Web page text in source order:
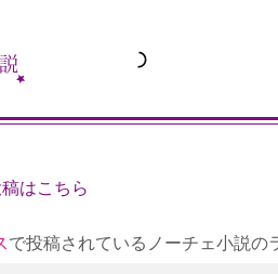
はこちら
で投稿されているノーチェ小説の